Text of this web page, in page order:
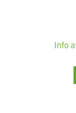
Info